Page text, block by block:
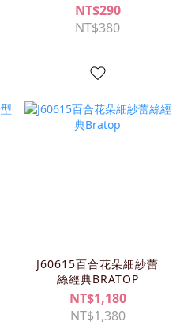
NT$290
NT$380
J60615百合花朵細紗蕾
絲經典BRATOP
NT$1,180
NT$1,380